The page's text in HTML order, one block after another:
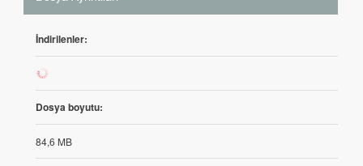
İndirilenler:
44
Dosya boyutu:
84,6 MB